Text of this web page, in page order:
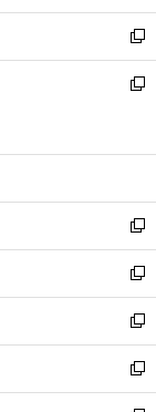
開
く
ウ
で
開
く
ン
ド
ウ
で
ウ
ィ
ン
ド
開
新
し
い
ン
ウ
で
開
く
新
ウ
ン
ド
ウ
で
開
く
新
し
い
ウ
ィ
ン
ド
ウ
新
し
い
ウ
ィ
ン
新
し
い
ウ
新
し